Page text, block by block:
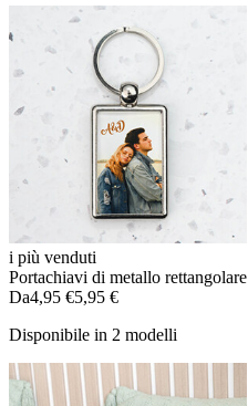
i più venduti
Portachiavi di metallo rettangolare
Da4,95 €5,95 €
Disponibile in 2 modelli